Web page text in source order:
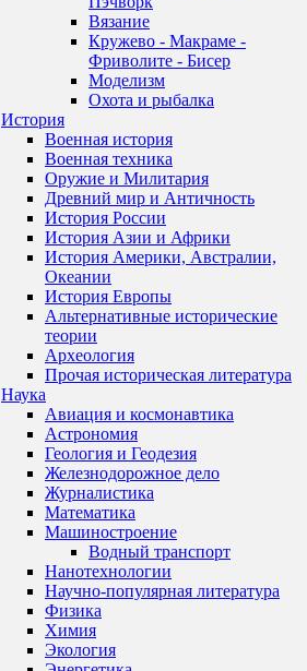
Вязание
Кружево - Макраме -
Фриволите - Бисер
Моделизм
Охота и рыбалка
История
Военная история
Военная техника
Оружие и Милитария
Древний мир и Античность
История России
История Азии и Африки
История Америки, Австралии,
Океании
История Европы
Альтернативные исторические
теории
Археология
Прочая историческая литература
Наука
Авиация и космонавтика
Астрономия
Геология и Геодезия
Железнодорожное дело
Журналистика
Математика
Машиностроение
Водный транспорт
Нанотехнологии
Научно-популярная литература
Физика
Химия
Экология